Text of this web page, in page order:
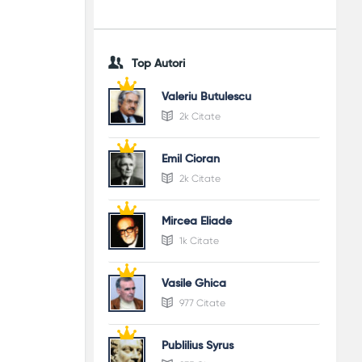
Top Autori
Valeriu Butulescu
2k Citate
Emil Cioran
2k Citate
Mircea Eliade
1k Citate
Vasile Ghica
977 Citate
Publilius Syrus